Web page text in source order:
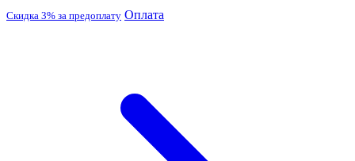
Скидка 3% за предоплату Оплата